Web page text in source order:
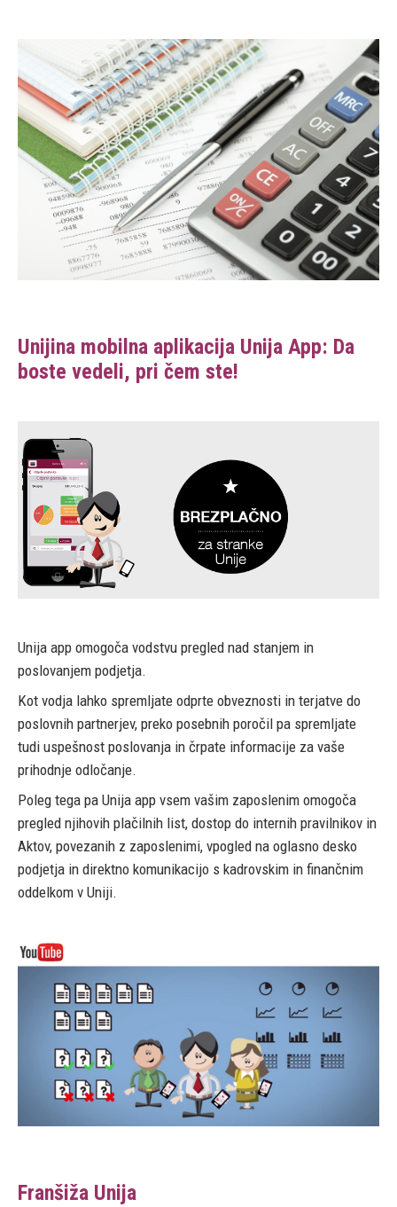
Unijina mobilna aplikacija Unija App: Da
boste vedeli, pri čem ste!
Unija app omogoča vodstvu pregled nad stanjem in
poslovanjem podjetja.
Kot vodja lahko spremljate odprte obveznosti in terjatve do
poslovnih partnerjev, preko posebnih poročil pa spremljate
tudi uspešnost poslovanja in črpate informacije za vaše
prihodnje odločanje.
Poleg tega pa Unija app vsem vašim zaposlenim omogoča
pregled njihovih plačilnih list, dostop do internih pravilnikov in
Aktov, povezanih z zaposlenimi, vpogled na oglasno desko
podjetja in direktno komunikacijo s kadrovskim in finančnim
oddelkom v Uniji.
Franšiža Unija